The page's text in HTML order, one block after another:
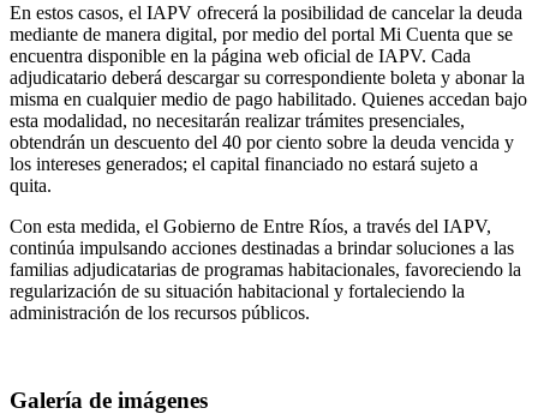
En estos casos, el IAPV ofrecerá la posibilidad de cancelar la deuda
mediante de manera digital, por medio del portal Mi Cuenta que se
encuentra disponible en la página web oficial de IAPV. Cada
adjudicatario deberá descargar su correspondiente boleta y abonar la
misma en cualquier medio de pago habilitado. Quienes accedan bajo
esta modalidad, no necesitarán realizar trámites presenciales,
obtendrán un descuento del 40 por ciento sobre la deuda vencida y
los intereses generados; el capital financiado no estará sujeto a
quita.
Con esta medida, el Gobierno de Entre Ríos, a través del IAPV,
continúa impulsando acciones destinadas a brindar soluciones a las
familias adjudicatarias de programas habitacionales, favoreciendo la
regularización de su situación habitacional y fortaleciendo la
administración de los recursos públicos.
Galería de imágenes